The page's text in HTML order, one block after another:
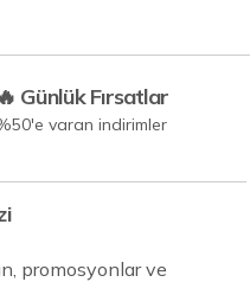
🔥 Günlük Fırsatlar
varan indirimler
promosyonlar ve